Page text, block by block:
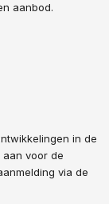
aanbod.
in de
voor de
via de